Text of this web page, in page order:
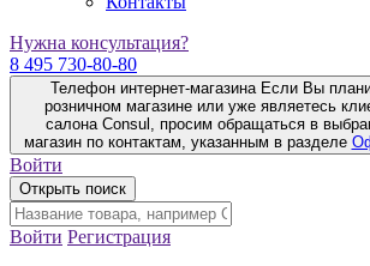
Нужна консультация?
8 495 730-80-80
Телефон интернет-магазина Если Вы
розничном магазине или уже являетесь
салона Consul, просим обращаться в
магазин по контактам, указанным в разделе
Войти
Открыть поиск
Войти Регистрация